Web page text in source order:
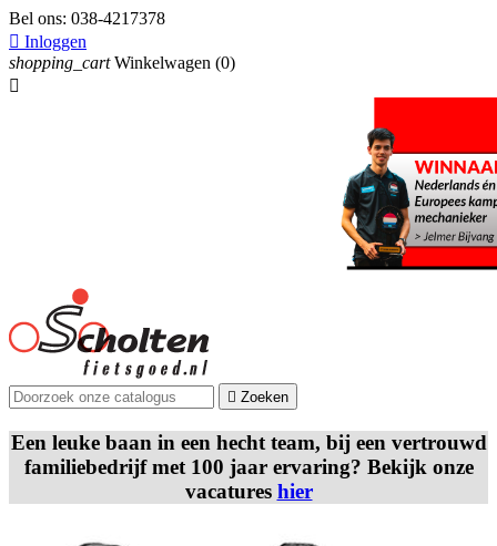
Bel ons: 038-4217378
 Inloggen
shopping_cart Winkelwagen (0)

 Zoeken
Een leuke baan in een hecht team, bij een vertrouwd
familiebedrijf met 100 jaar ervaring? Bekijk onze
vacatures hier